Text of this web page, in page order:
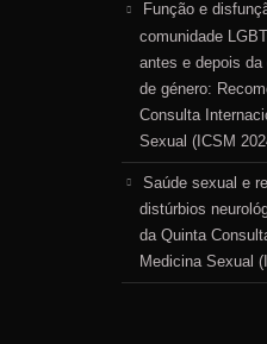
Função e
comunidade
antes e depois
de género:
Consulta
Sexual (ICSM
Saúde sexual e
distúrbios
da Quinta
Medicina Sexual